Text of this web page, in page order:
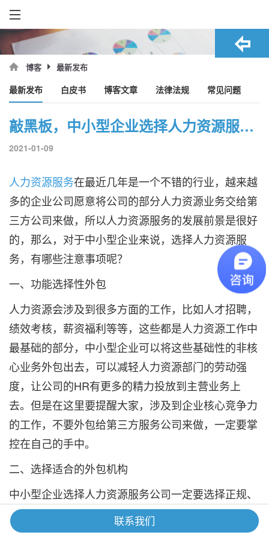
博客 最新发布
最新发布 白皮书 博客文章 法律法规 常见问题
敲黑板，中小型企业选择人力资源服务这些事项一定要注意！
2021-01-09
人力资源服务在最近几年是一个不错的行业，越来越
多的企业公司愿意将公司的部分人力资源业务交给第
三方公司来做，所以人力资源服务的发展前景是很好
的，那么，对于中小型企业来说，选择人力资源服
务，有哪些注意事项呢？
一、功能选择性外包
人力资源会涉及到很多方面的工作，比如人才招聘，
绩效考核，薪资福利等等，这些都是人力资源工作中
最基础的部分，中小型企业可以将这些基础性的非核
心业务外包出去，可以减轻人力资源部门的劳动强
度，让公司的HR有更多的精力投放到主营业务上
去。但是在这里要提醒大家，涉及到企业核心竞争力
的工作，不要外包给第三方服务公司来做，一定要掌
控在自己的手中。
二、选择适合的外包机构
中小型企业选择人力资源服务公司一定要选择正规、
专业的、适合的外包机构，目前市场上的外包机构很
多，并不是所有的机构都能够为企业提供更优质的服
联系我们